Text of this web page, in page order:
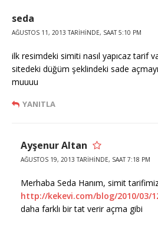
seda
AĞUSTOS 11, 2013 TARIHINDE, SAAT 5:10 PM
ilk resimdeki simiti nasıl yapıcaz tarif
sitedeki düğüm şeklindeki sade
muuuu
YANITLA
Ayşenur Altan
AĞUSTOS 19, 2013 TARIHINDE, SAAT 7:18 PM
Merhaba Seda Hanım, simit
http://kekevi.com/blog/2010/03/
daha farklı bir tat verir açma gibi